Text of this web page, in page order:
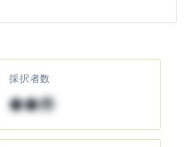
採択者数
●●件